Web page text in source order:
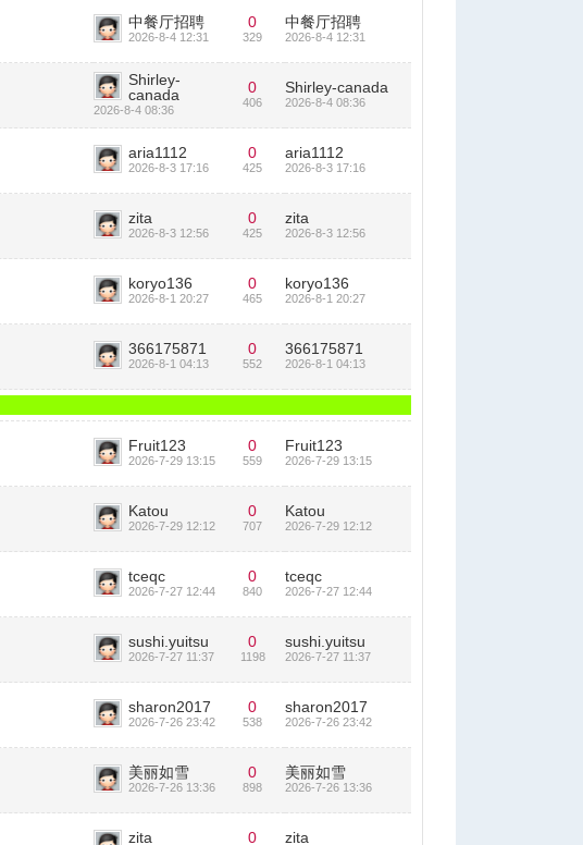
中餐厅招聘
2026-8-4 12:31
0
329
中餐厅招聘
2026-8-4 12:31
Shirley-
canada
2026-8-4 08:36
0
406
Shirley-canada
2026-8-4 08:36
aria1112
2026-8-3 17:16
0
425
aria1112
2026-8-3 17:16
zita
2026-8-3 12:56
0
425
zita
2026-8-3 12:56
koryo136
2026-8-1 20:27
0
465
koryo136
2026-8-1 20:27
366175871
2026-8-1 04:13
0
552
366175871
2026-8-1 04:13
Fruit123
2026-7-29 13:15
0
559
Fruit123
2026-7-29 13:15
Katou
2026-7-29 12:12
0
707
Katou
2026-7-29 12:12
tceqc
2026-7-27 12:44
0
840
tceqc
2026-7-27 12:44
sushi.yuitsu
2026-7-27 11:37
0
1198
sushi.yuitsu
2026-7-27 11:37
sharon2017
2026-7-26 23:42
0
538
sharon2017
2026-7-26 23:42
美丽如雪
2026-7-26 13:36
0
898
美丽如雪
2026-7-26 13:36
zita 0 zita